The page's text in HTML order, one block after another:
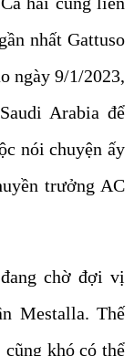
nhất Gattuso
ngày 9/1/2023,
Arabia để
nói chuyện ấy
trưởng AC
chờ đợi vị
Mestalla. Thế
khó có thể